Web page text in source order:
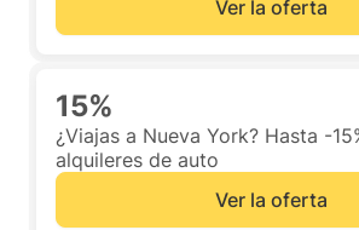
Ver la oferta
15%
¿Viajas a Nueva York? Hasta -
alquileres de auto
Ver la oferta